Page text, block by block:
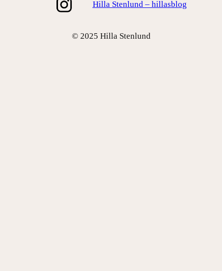
Hilla Stenlund – hillasblog
© 2025 Hilla Stenlund